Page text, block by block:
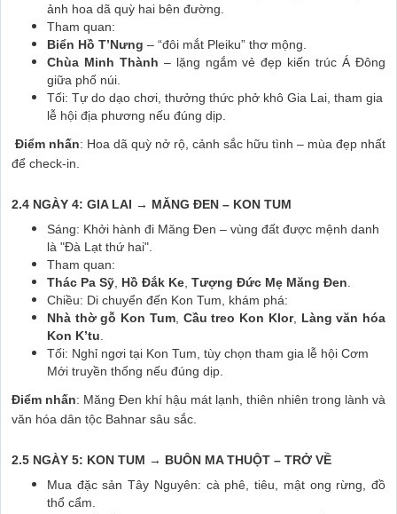
ảnh hoa dã quỳ hai bên đường.
Tham quan:
Biển Hồ T’Nưng – “đôi mắt Pleiku” thơ mộng.
Chùa Minh Thành – lặng ngắm vẻ đẹp kiến trúc Á Đông
giữa phố núi.
Tối: Tự do dạo chơi, thưởng thức phở khô Gia Lai, tham gia
lễ hội địa phương nếu đúng dịp.
Điểm nhấn: Hoa dã quỳ nở rộ, cảnh sắc hữu tình – mùa đẹp nhất
để check-in.
2.4 NGÀY 4: GIA LAI → MĂNG ĐEN – KON TUM
Sáng: Khởi hành đi Măng Đen – vùng đất được mệnh danh
là "Đà Lạt thứ hai".
Tham quan:
Thác Pa Sỹ, Hồ Đắk Ke, Tượng Đức Mẹ Măng Đen.
Chiều: Di chuyển đến Kon Tum, khám phá:
Nhà thờ gỗ Kon Tum, Cầu treo Kon Klor, Làng văn hóa
Kon K’tu.
Tối: Nghỉ ngơi tại Kon Tum, tùy chọn tham gia lễ hội Cơm
Mới truyền thống nếu đúng dịp.
Điểm nhấn: Măng Đen khí hậu mát lạnh, thiên nhiên trong lành và
văn hóa dân tộc Bahnar sâu sắc.
2.5 NGÀY 5: KON TUM → BUÔN MA THUỘT – TRỞ VỀ
Mua đặc sản Tây Nguyên: cà phê, tiêu, mật ong rừng, đồ
thổ cẩm.